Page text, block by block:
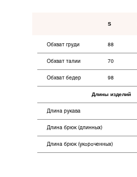
Длина брюк (укороченных)
Длина брюк (длинных)
Длина рукава
Длины изделий
98
Обхват бедер
70
Обхват талии
88
Обхват груди
S